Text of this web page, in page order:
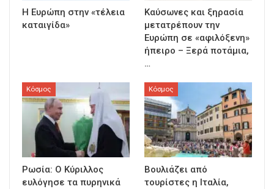
Η Ευρώπη στην «τέλεια
καταιγίδα»
Καύσωνες και ξηρασία
μετατρέπουν την
Ευρώπη σε «αφιλόξενη»
ήπειρο – Ξερά ποτάμια,
…
Κόσμος
Ρωσία: Ο Κύριλλος
ευλόγησε τα πυρηνικά
Κόσμος
Βουλιάζει από
τουρίστες η Ιταλία,